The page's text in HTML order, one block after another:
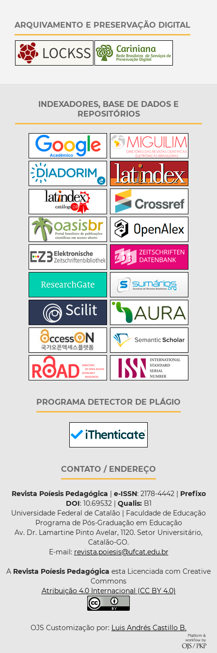
ARQUIVAMENTO E PRESERVAÇÃO DIGITAL
INDEXADORES, BASE DE DADOS E
REPOSITÓRIOS
PROGRAMA DETECTOR DE PLÁGIO
CONTATO / ENDEREÇO
Revista Poíesis Pedagógica | e-ISSN: 2178-4442 | Prefixo
DOI: 10.69532 | Qualis:B1
Universidade Federal de Catalão | Faculdade de Educação
Programa de Pós-Graduação em Educação
Av. Dr. Lamartine Pinto Avelar, 1120. Setor Universitário,
Catalão-GO.
E-mail: revista.poiesis@ufcat.edu.br
A Revista Poíesis Pedagógica esta Licenciada com Creative
Commons
Atribuição 4.0 Internacional (CC BY 4.0)
OJS Customização por: Luis Andrés Castillo B.